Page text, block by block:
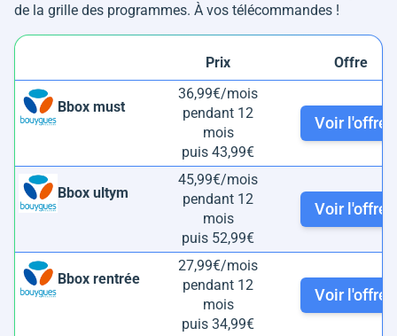
de la grille des programmes. À vos télécommandes !
Prix Offre
Bbox must
36,99€/mois
pendant 12
mois
puis 43,99€
Voir l'offre
Bbox ultym
45,99€/mois
pendant 12
mois
puis 52,99€
Voir l'offre
Bbox rentrée
27,99€/mois
pendant 12
mois
puis 34,99€
Voir l'offre